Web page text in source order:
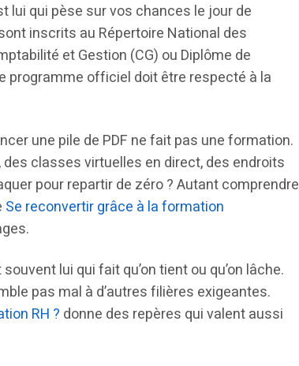
lui qui pèse sur vos chances le jour de
inscrits au Répertoire National des
et Gestion (CG) ou Diplôme de
programme officiel doit être respecté à la
une pile de PDF ne fait pas une formation.
des classes virtuelles en direct, des endroits
pour repartir de zéro ? Autant comprendre
Se reconvertir grâce à la formation
lui qui fait qu’on tient ou qu’on lâche.
pas mal à d’autres filières exigeantes.
RH ? donne des repères qui valent aussi